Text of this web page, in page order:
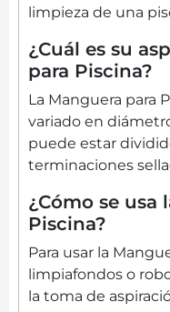
limpieza de una
¿Cuál es su
para Piscina?
La Manguera para
variado en
puede estar
terminaciones
¿Cómo se usa
Piscina?
Para usar la
limpiafondos o
la toma de